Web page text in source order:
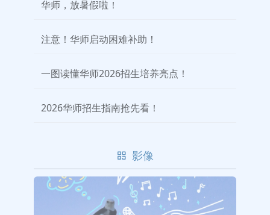
华师，放暑假啦！
注意！华师启动困难补助！
一图读懂华师2026招生培养亮点！
2026华师招生指南抢先看！
影像